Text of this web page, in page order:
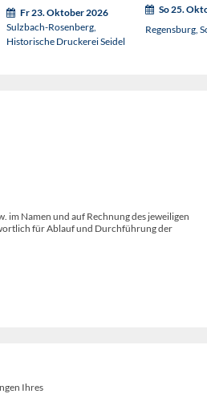
(Nachholtermin)
Fr 23. Oktober 2026
Sulzbach-Rosenberg,
Historische Druckerei Seidel
So 25.
Regensburg,
Namen und auf Rechnung des jeweiligen
für Ablauf und Durchführung der
Ihres